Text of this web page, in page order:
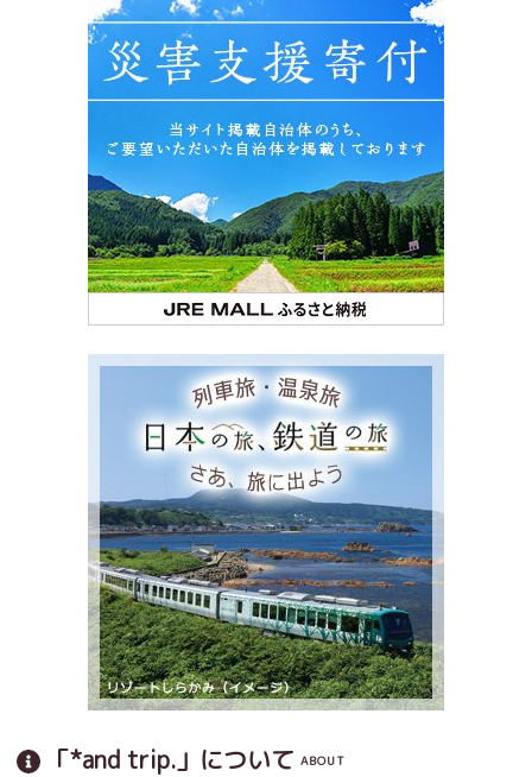
「*and trip.」について ABOUT